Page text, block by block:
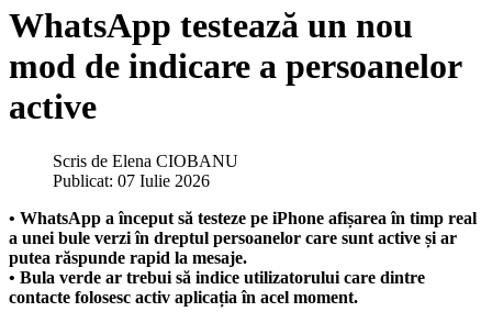
WhatsApp testează un nou
mod de indicare a persoanelor
active
Scris de Elena CIOBANU
Publicat: 07 Iulie 2026
• WhatsApp a început să testeze pe iPhone afișarea în timp real
a unei bule verzi în dreptul persoanelor care sunt active și ar
putea răspunde rapid la mesaje.
• Bula verde ar trebui să indice utilizatorului care dintre
contacte folosesc activ aplicația în acel moment.